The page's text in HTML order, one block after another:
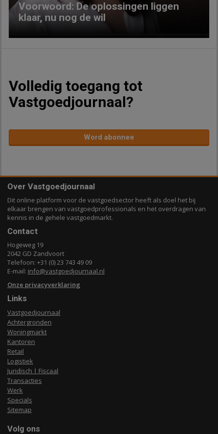
Voorwoord: De oplossingen liggen
klaar, nu nog de wil
Volledig toegang tot
Vastgoedjournaal?
Word abonnee
Over Vastgoedjournaal
Dit online platform voor de vastgoedsector heeft als doel het bij
elkaar brengen van vastgoedprofessionals en het overdragen van
kennis in de gehele vastgoedmarkt.
Contact
Hogeweg 19
2042 GD Zandvoort
Telefoon: +31 (0) 23 743 49 09
E-mail: info@vastgoedjournaal.nl
Onze privacyverklaring
Links
Vastgoedjournaal
Achtergronden
Woningmarkt
Kantoren
Retail
Logistiek
Juridisch | Fiscaal
Transacties
Werk
Specials
Sitemap
Volg ons